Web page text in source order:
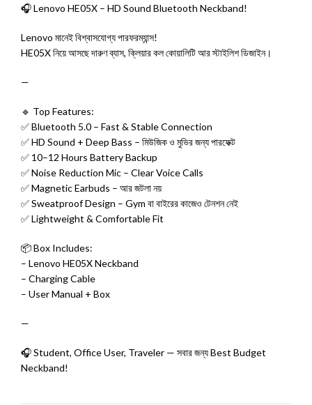
🎧 Lenovo HE05X – HD Sound Bluetooth Neckband!
Lenovo মানেই বিশ্বাসযোগ্য পারফরম্যান্স!
HE05X নিয়ে আসছে দারুণ ব্যাস, ক্লিয়ার কল কোয়ালিটি আর স্টাইলিশ ডিজাইন।
—
🔹 Top Features:
✅ Bluetooth 5.0 – Fast & Stable Connection
✅ HD Sound + Deep Bass – মিউজিক ও মুভির জন্য পারফেক্ট
✅ 10–12 Hours Battery Backup
✅ Noise Reduction Mic – Clear Voice Calls
✅ Magnetic Earbuds – আর জটলা নয়
✅ Sweatproof Design – Gym বা বাইরের কাজেও টেনশন নেই
✅ Lightweight & Comfortable Fit
📦 Box Includes:
– Lenovo HE05X Neckband
– Charging Cable
– User Manual + Box
—
🎧 Student, Office User, Traveler — সবার জন্য Best Budget
Neckband!